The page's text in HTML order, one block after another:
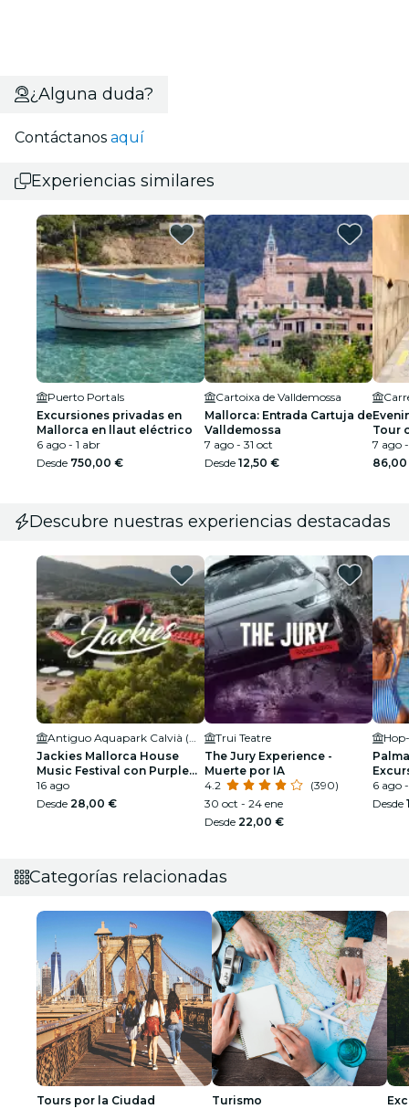
¿Alguna duda?
Contáctanos aquí
Experiencias similares
Puerto Portals
Excursiones privadas en
Mallorca en llaut eléctrico
6 ago - 1 abr
Desde 750,00 €
Cartoixa de Valldemossa
Mallorca: Entrada Cartuja de
Valldemossa
7 ago - 31 oct
Desde 12,50 €
Tour
7 ago
Descubre nuestras experiencias destacadas
Jackies Mallorca House
Music Festival con Purple
Disco Machine
16 ago
Desde 28,00 €
Trui Teatre
The Jury Experience -
Muerte por IA
4.2
(390)
30 oct - 24 ene
Desde 22,00 €
6 ago
Desde
Categorías relacionadas
Tours por la Ciudad Turismo